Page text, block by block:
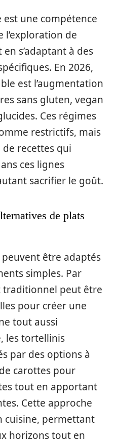
une compétence
l’exploration de
s’adaptant à des
En 2026,
est l’augmentation
sans gluten, vegan
Ces régimes
restrictifs, mais
recettes qui
ces lignes
sacrifier le goût.
de plats
être adaptés
simples. Par
traditionnel peut être
pour créer une
tout aussi
les tortellinis
par des options à
carottes pour
tout en apportant
Cette approche
cuisine, permettant
horizons tout en